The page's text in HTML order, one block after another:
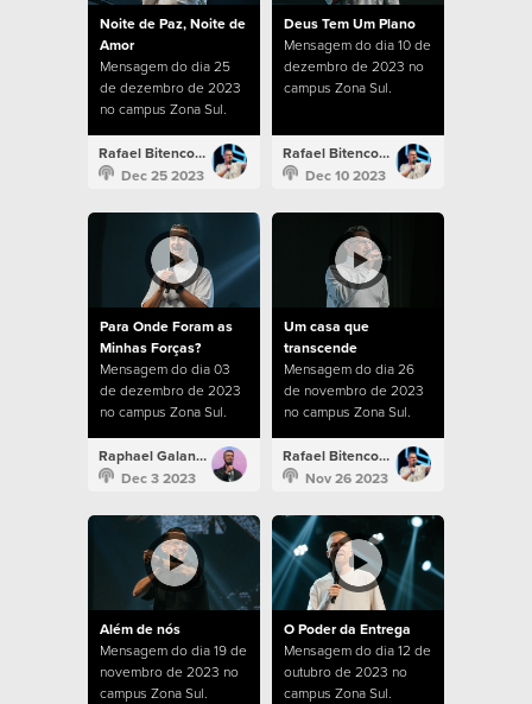
Noite de Paz, Noite de
Amor
Mensagem do dia 25
de dezembro de 2023
no campus Zona Sul.
Rafael Bitencourt
Dec 25 2023
Deus Tem Um Plano
Mensagem do dia 10 de
dezembro de 2023 no
campus Zona Sul.
Rafael Bitencourt
Dec 10 2023
Para Onde Foram as
Minhas Forças?
Mensagem do dia 03
de dezembro de 2023
no campus Zona Sul.
Raphael Galante
Dec 3 2023
Um casa que
transcende
Mensagem do dia 26
de novembro de 2023
no campus Zona Sul.
Rafael Bitencourt
Nov 26 2023
Além de nós
Mensagem do dia 19 de
novembro de 2023 no
campus Zona Sul.
O Poder da Entrega
Mensagem do dia 12 de
outubro de 2023 no
campus Zona Sul.